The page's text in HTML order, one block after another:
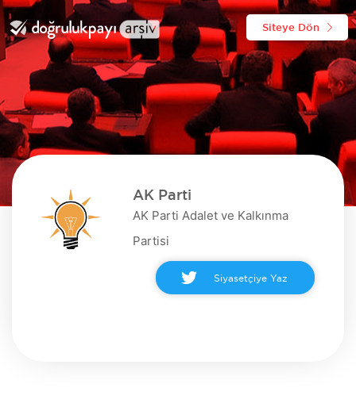
Siteye Dön
AK Parti
AK Parti Adalet ve Kalkınma
Partisi
Siyasetçiye Yaz